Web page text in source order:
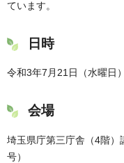
ています。
日時
令和3年7月21日（水曜日
会場
埼玉県庁第三庁舎（4階）
号）